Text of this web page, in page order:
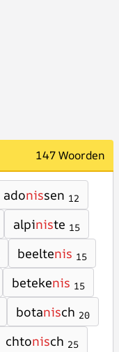
147 Woorden
adonissen 12
alpiniste 15
beeltenis 15
betekenis 15
botanisch 20
chtonisch 25